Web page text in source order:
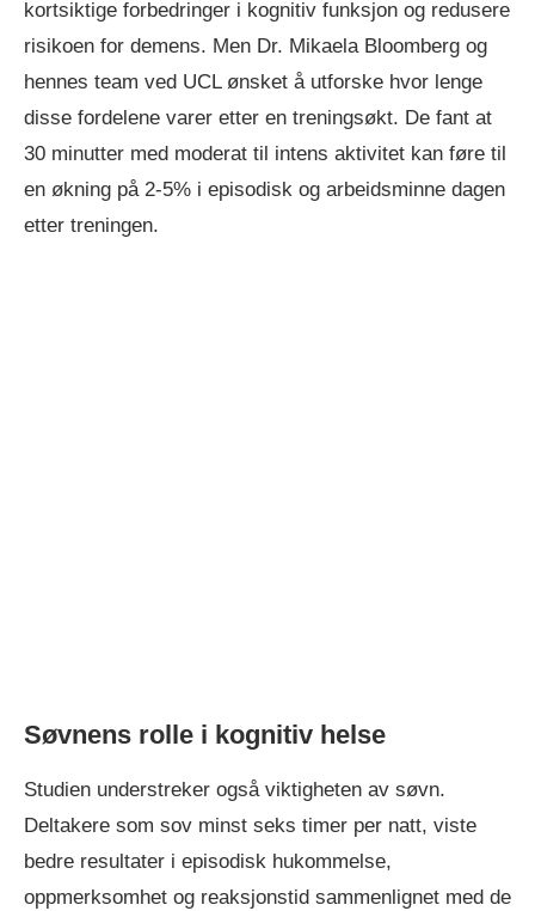
kortsiktige forbedringer i kognitiv funksjon og redusere
risikoen for demens. Men Dr. Mikaela Bloomberg og
hennes team ved UCL ønsket å utforske hvor lenge
disse fordelene varer etter en treningsøkt. De fant at
30 minutter med moderat til intens aktivitet kan føre til
en økning på 2-5% i episodisk og arbeidsminne dagen
etter treningen.
Søvnens rolle i kognitiv helse
Studien understreker også viktigheten av søvn.
Deltakere som sov minst seks timer per natt, viste
bedre resultater i episodisk hukommelse,
oppmerksomhet og reaksjonstid sammenlignet med de